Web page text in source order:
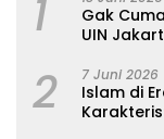
1
Gak
UIN
2 7 Juni 2026
Islam di